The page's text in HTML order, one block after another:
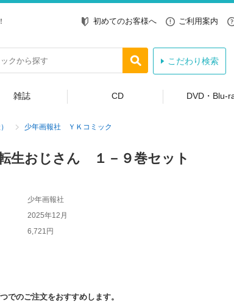
初めてのお客様へ ご利用案内
こだわり検索
雑誌 CD DVD・Blu-
少年画報社 ＹＫコミック
生おじさん １－９巻セット
少年画報社
2025年12月
6,721円
でのご注文をおすすめします。